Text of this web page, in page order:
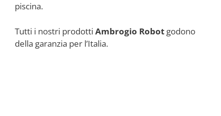
piscina.
Tutti i nostri prodotti Ambrogio Robot godono
della garanzia per l’Italia.